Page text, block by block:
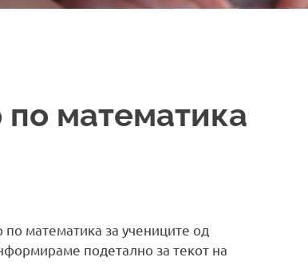
математика
математика за учениците од
подетално за текот на